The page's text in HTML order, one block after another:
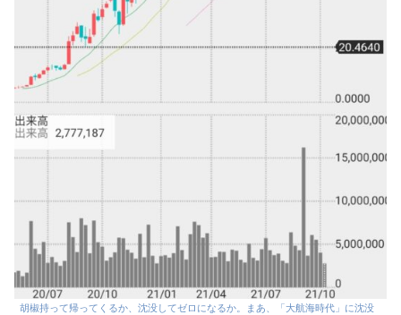
胡椒持って帰ってくるか、沈没してゼロになるか。まあ、「大航海時代」に沈没